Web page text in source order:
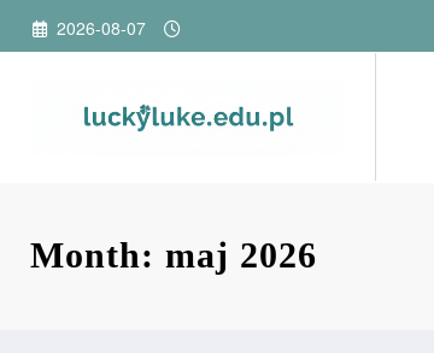
Przejdź 2026-08-07
Month: maj 2026